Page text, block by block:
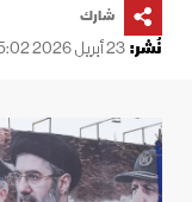
شارك
نُشر:23 أبريل 2026 15:02